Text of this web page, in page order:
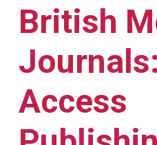
British
Access